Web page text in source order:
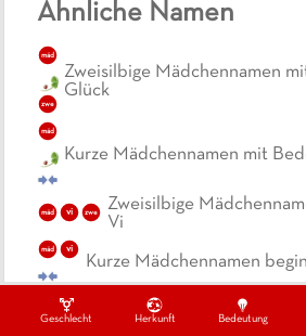
Geschlecht Herkunft Bedeutung
Ähnliche Namen
mäd
zwe
Zweisilbige Mädchennamen
Glück
mäd
Kurze Mädchennamen mit
mäd vi zwe
Zweisilbige
Vi
mäd vi
Kurze Mädchennamen
v
Zweisilbige